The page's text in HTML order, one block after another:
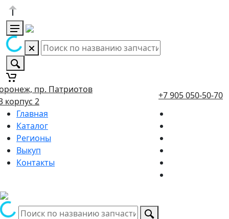
пр. Патриотов
корпус 2
+7 905 050-50-70
Главная
Каталог
Регионы
Выкуп
Контакты